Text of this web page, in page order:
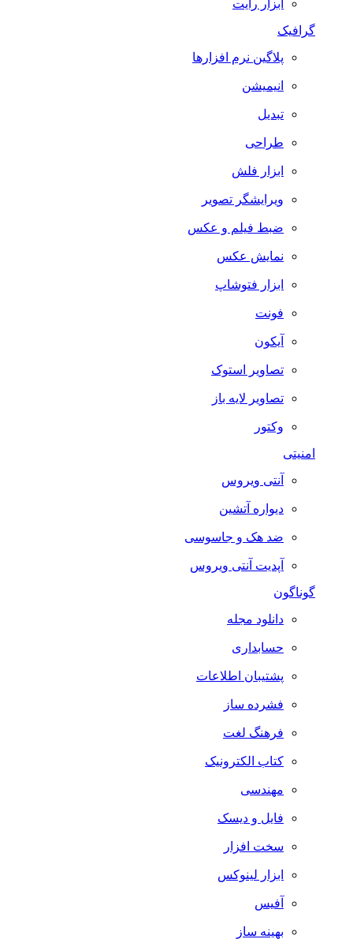
ابزار رایت
گرافیک
پلاگین نرم افزارها
انیمیشن
تبدیل
طراحی
ابزار فلش
ویرایشگر تصویر
ضبط فيلم و عكس
نمایش عکس
ابزار فتوشاپ
فونت
آیکون
تصاویر استوک
تصاویر لایه باز
وکتور
امنیتی
آنتی ویروس
دیواره آتشین
ضد هک و جاسوسی
آپدیت آنتی ویروس
گوناگون
دانلود مجله
حسابداری
پشتیبان اطلاعات
فشرده ساز
فرهنگ لغت
کتاب الکترونیک
مهندسی
فایل و دیسک
سخت افزار
ابزار لینوکس
آفیس
بهینه ساز